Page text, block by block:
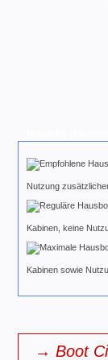
Nutzung
Kabinen, keine
Kabinen sowie
→ Boot